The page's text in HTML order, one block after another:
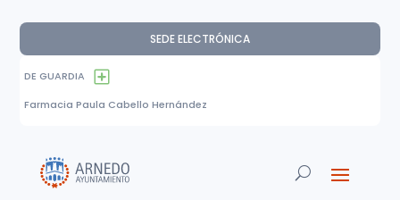
SEDE ELECTRÓNICA
DE GUARDIA
Farmacia Paula Cabello Hernández